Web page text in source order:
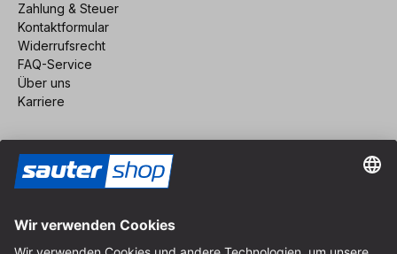
Zahlung & Steuer
Kontaktformular
Widerrufsrecht
FAQ-Service
Über uns
Karriere